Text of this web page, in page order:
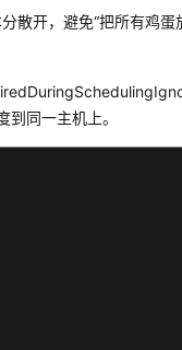
开，避免“把所有鸡蛋
同一主机上。